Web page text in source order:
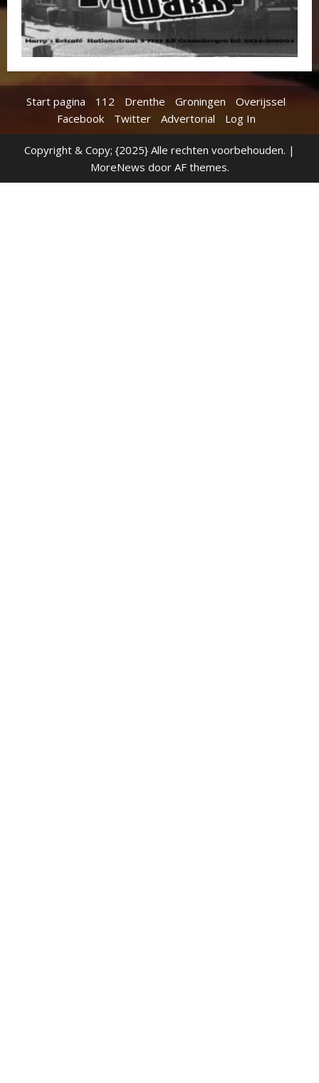
Start pagina 112 Drenthe Groningen
Overijssel
Facebook
Twitter Advertorial Log In
Copyright & Copy; {2025} Alle rechten voorbehouden. |
MoreNews door AF themes.